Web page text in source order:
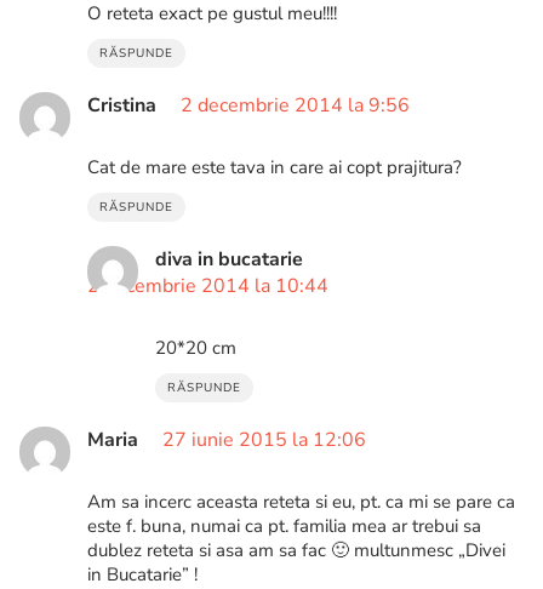
O reteta exact pe gustul meu!!!!
RĂSPUNDE
Cristina 2 decembrie 2014 la 9:56
Cat de mare este tava in care ai copt prajitura?
RĂSPUNDE
diva in bucatarie
2 decembrie 2014 la 10:44
20*20 cm
RĂSPUNDE
Maria 27 iunie 2015 la 12:06
Am sa incerc aceasta reteta si eu, pt. ca mi se pare ca
este f. buna, numai ca pt. familia mea ar trebui sa
dublez reteta si asa am sa fac 🙂 multunmesc „Divei
in Bucatarie” !